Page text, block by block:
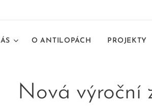
O ANTILOPÁCH PROJEKTY
Nová výroční